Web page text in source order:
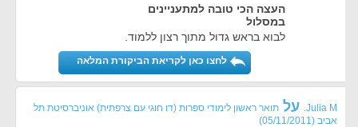
העצה הכי טובה למתעניינים
במסלול
לבוא בראש גדול מתוך רצון ללמוד.
לחצו כאן לקריאת הביקורת המלאה
Julia M. על תואר ראשון לימודי ספרות (דו חוגי עם צרפתית) אוניברסיטת תל
אביב (
05/11/2011
)